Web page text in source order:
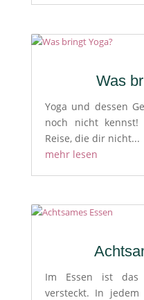
Was
Yoga und dessen
noch nicht
Reise, die dir nicht...
mehr lesen
Im Essen ist das
versteckt. In